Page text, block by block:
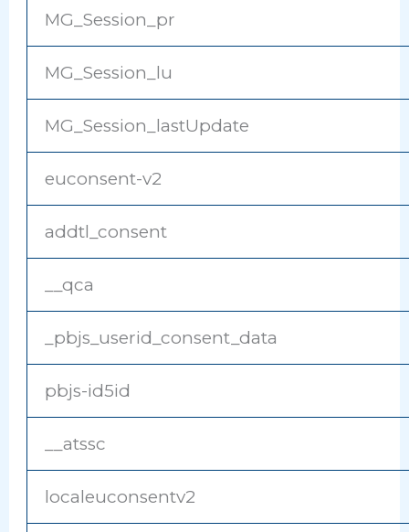
MG_Session_pr
MG_Session_lu
MG_Session_lastUpdate
euconsent-v2
addtl_consent
__qca
_pbjs_userid_consent_data
pbjs-id5id
__atssc
localeuconsentv2